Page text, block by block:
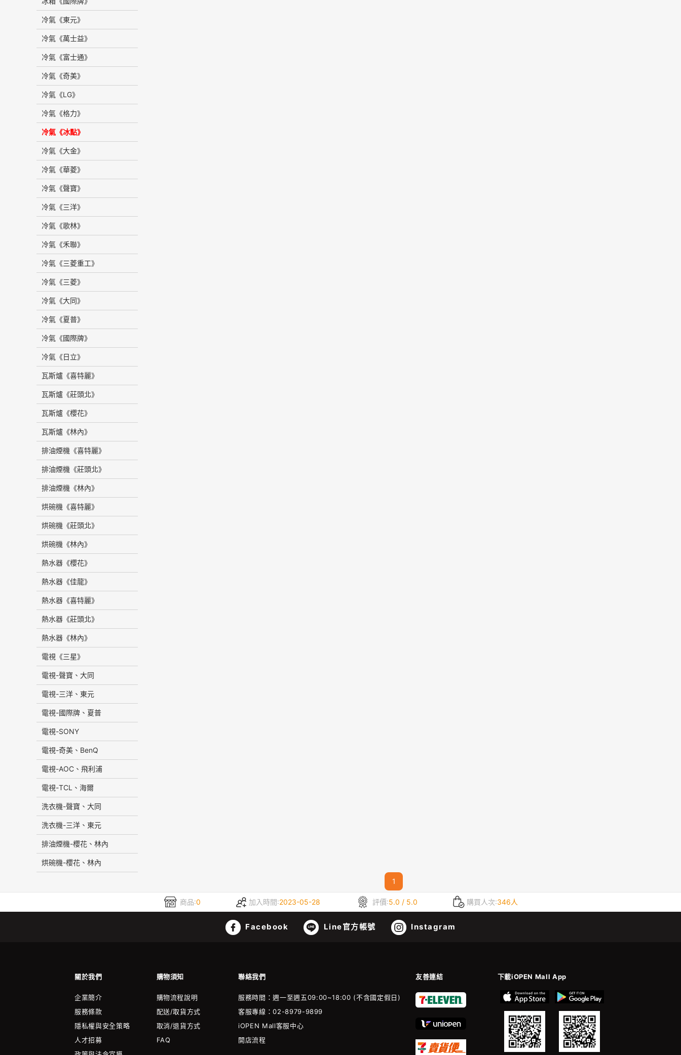
冷氣《東元》
冷氣《萬士益》
冷氣《富士通》
冷氣《奇美》
冷氣《LG》
冷氣《格力》
冷氣《冰點》
冷氣《大金》
冷氣《華菱》
冷氣《聲寶》
冷氣《三洋》
冷氣《歌林》
冷氣《禾聯》
冷氣《三菱重工》
冷氣《三菱》
冷氣《大同》
冷氣《夏普》
冷氣《國際牌》
冷氣《日立》
瓦斯爐《喜特麗》
瓦斯爐《莊頭北》
瓦斯爐《櫻花》
瓦斯爐《林內》
排油煙機《喜特麗》
排油煙機《莊頭北》
排油煙機《林內》
烘碗機《喜特麗》
烘碗機《莊頭北》
烘碗機《林內》
熱水器《櫻花》
熱水器《佳龍》
熱水器《喜特麗》
熱水器《莊頭北》
熱水器《林內》
電視《三星》
電視-聲寶、大同
電視-三洋、東元
電視-國際牌、夏普
電視-SONY
電視-奇美、BenQ
電視-AOC、飛利浦
電視-TCL、海爾
洗衣機-聲寶、大同
洗衣機-三洋、東元
排油煙機-櫻花、林內
烘碗機-櫻花、林內
1
商品:0 加入時間:2023-05-28 評價:5.0 / 5.0 購買人次:346人
Facebook Line官方帳號 Instagram
關於我們 購物須知 聯絡我們 友善連結 下載iOPEN Mall App
企業簡介
服務條款
隱私權與安全策略
人才招募
購物流程說明
配送/取貨方式
取消/退貨方式
FAQ
服務時間：週一至週五09:00~18:00 (不含國定假日)
客服專線：02-8979-9899
iOPEN Mall客服中心
開店流程